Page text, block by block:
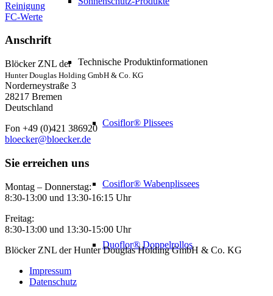
Technische Produktinformationen
Cosiflor® Plissees
Cosiflor® Wabenplissees
Duoflor® Doppelrollos
Reinigung
FC-Werte
Anschrift
Blöcker ZNL der
Hunter Douglas Holding GmbH & Co. KG
Norderneystraße 3
28217 Bremen
Deutschland
Fon +49 (0)421 386920
bloecker@bloecker.de
Sie erreichen uns
Montag – Donnerstag:
8:30-13:00 und 13:30-16:15 Uhr
Freitag:
8:30-13:00 und 13:30-15:00 Uhr
Blöcker ZNL der Hunter Douglas Holding GmbH & Co. KG
Impressum
Datenschutz